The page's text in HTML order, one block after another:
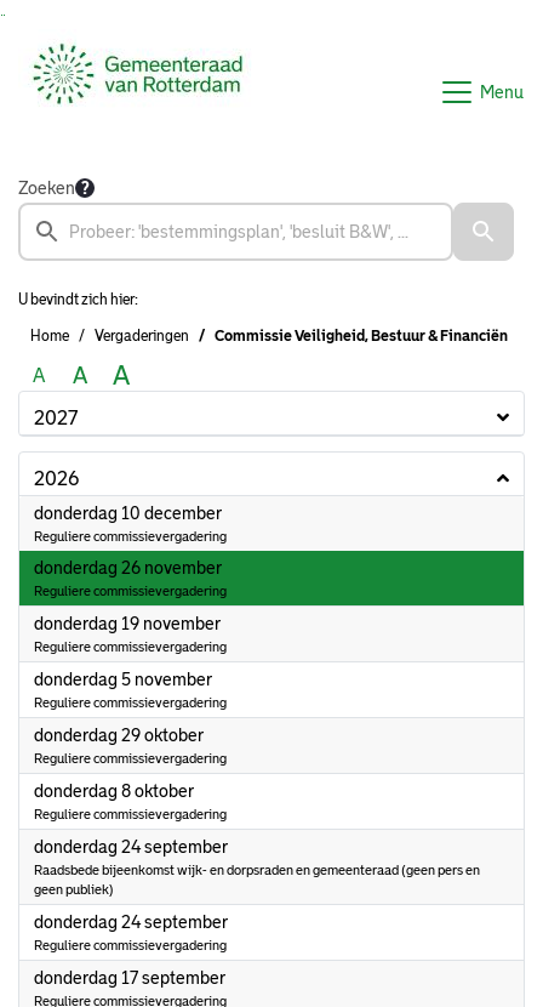
Menu
Zoeken
U bevindt zich hier:
Home Vergaderingen Commissie Veiligheid, Bestuur & Financiën
A A A
2027
2026
donderdag 10 december2026
Reguliere commissievergadering
donderdag 26 november2026
Reguliere commissievergadering
donderdag 19 november2026
Reguliere commissievergadering
donderdag 5 november2026
Reguliere commissievergadering
donderdag 29 oktober2026
Reguliere commissievergadering
donderdag 8 oktober2026
Reguliere commissievergadering
donderdag 24 september2026
Raadsbede bijeenkomst wijk- en dorpsraden en gemeenteraad (geen pers en
geen publiek)
donderdag 24 september2026
Reguliere commissievergadering
donderdag 17 september2026
Reguliere commissievergadering